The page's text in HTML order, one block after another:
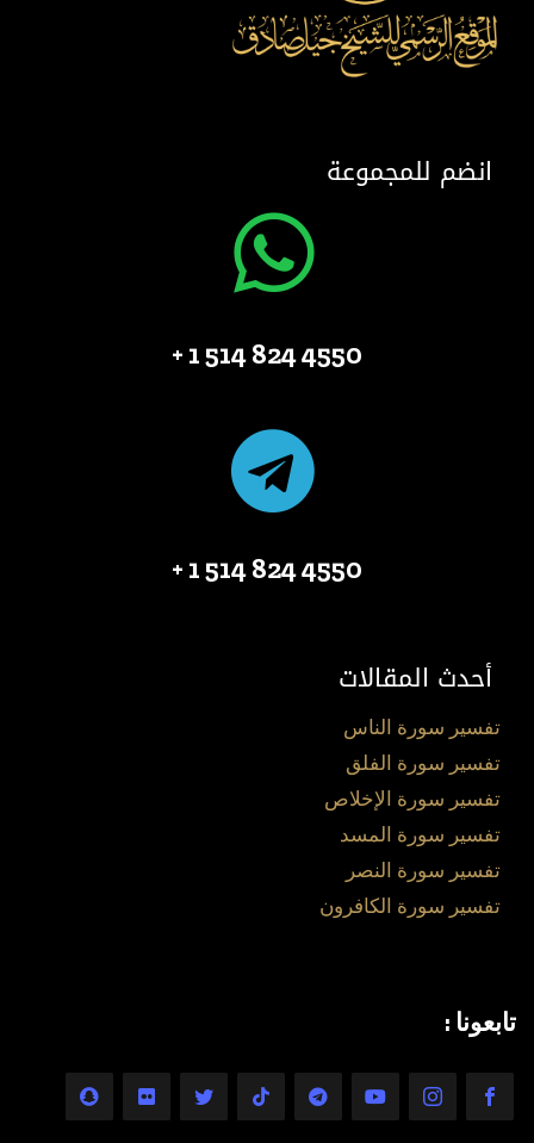
انضم للمجموعة
4550 824 514 1 +
4550 824 514 1 +
أحدث المقالات
تفسير سورة الناس
تفسير سورة الفلق
تفسير سورة الإخلاص
تفسير سورة المسد
تفسير سورة النصر
تفسير سورة الكافرون
تابعونا :